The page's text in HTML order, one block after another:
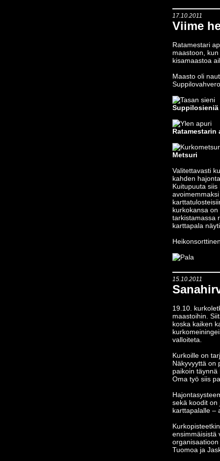
17.10.2011
Viime
Ratamestari
maastoon,
kisamaastoa
Maasto oli
Ratamestarin
Metsuri
Valitettavasti
kahden
Kuitupuuta
kurkokansa
tarkistamassa
karttapala
15.10.2011
19.10.
maastoihin.
koska kaiken
valloiteta.
Kurkoille on
Näkyvyyttä on
paikoin
Oma työ siis
sekä koodit on
karttapalalle –
ensimmäisistä
Tuomoa ja